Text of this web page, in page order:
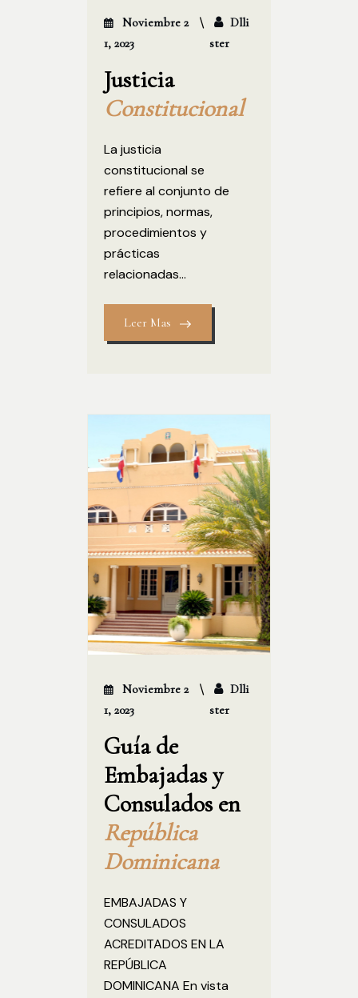
Noviembre 2
1, 2023
Dlli
Ster
Justicia
Constitucional
La justicia
constitucional se
refiere al conjunto de
principios, normas,
procedimientos y
prácticas
relacionadas...
Leer Mas
Noviembre 2
1, 2023
Dlli
Ster
Guía de
Embajadas y
Consulados en
República
Dominicana
EMBAJADAS Y
CONSULADOS
ACREDITADOS EN LA
REPÚBLICA
DOMINICANA En vista